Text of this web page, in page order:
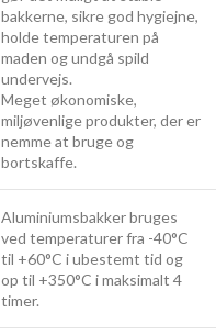
bakkerne, sikre god hygiejne,
holde temperaturen på
maden og undgå spild
undervejs.
Meget økonomiske,
miljøvenlige produkter, der er
nemme at bruge og
bortskaffe.
Aluminiumsbakker bruges
ved temperaturer fra -40°C
til +60°C i ubestemt tid og
op til +350°C i maksimalt 4
timer.